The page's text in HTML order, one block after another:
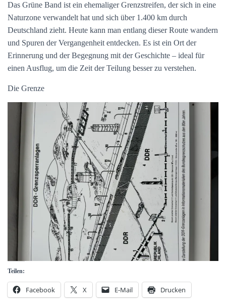
Das Grüne Band ist ein ehemaliger Grenzstreifen, der sich in eine
Naturzone verwandelt hat und sich über 1.400 km durch
Deutschland zieht. Heute kann man entlang dieser Route wandern
und Spuren der Vergangenheit entdecken. Es ist ein Ort der
Erinnerung und der Begegnung mit der Geschichte – ideal für
einen Ausflug, um die Zeit der Teilung besser zu verstehen.
Die Grenze
Teilen:
Facebook X E-Mail Drucken